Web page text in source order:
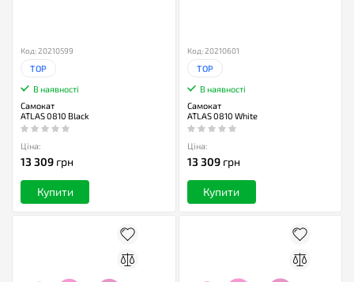
Код: 20210599
TOP
В наявності
Самокат
ATLAS 0810 Black
Ціна:
13 309 грн
Купити
Код: 20210601
TOP
В наявності
Самокат
ATLAS 0810 White
Ціна:
13 309грн
Купити